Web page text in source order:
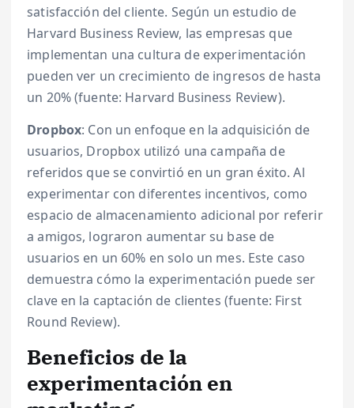
satisfacción del cliente. Según un estudio de
Harvard Business Review, las empresas que
implementan una cultura de experimentación
pueden ver un crecimiento de ingresos de hasta
un 20% (fuente: Harvard Business Review).
Dropbox: Con un enfoque en la adquisición de
usuarios, Dropbox utilizó una campaña de
referidos que se convirtió en un gran éxito. Al
experimentar con diferentes incentivos, como
espacio de almacenamiento adicional por referir
a amigos, lograron aumentar su base de
usuarios en un 60% en solo un mes. Este caso
demuestra cómo la experimentación puede ser
clave en la captación de clientes (fuente: First
Round Review).
Beneficios de la
experimentación en